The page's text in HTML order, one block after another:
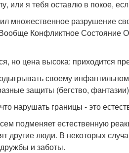
или я тебя оставлю в покое,
множественное разрушение
Конфликтное Состояние
но цена высока: приходится
своему
защиты (бегство,
нарушать границы - это
подменяет естественную
другие люди. В некоторых
и заботы.